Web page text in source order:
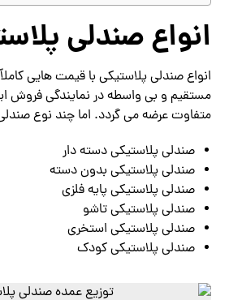
انواع صندلی
انواع صندلی پلاستیکی با قیمت هایی
مستقیم و بی واسطه در نمایندگی فروش
متفاوت عرضه می گردد. اما چند نوع
صندلی پلاستیکی دسته دار
صندلی پلاستیکی بدون دسته
صندلی پلاستیکی پایه فلزی
صندلی پلاستیکی تاشو
صندلی پلاستیکی استخری
صندلی پلاستیکی کودک